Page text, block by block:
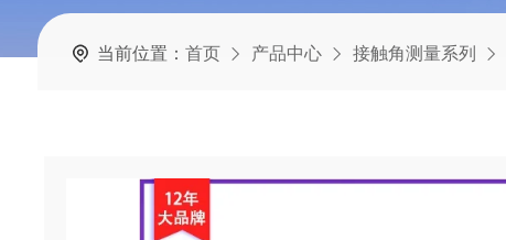
当前位置： 首页 产品中心 接触角测量系列